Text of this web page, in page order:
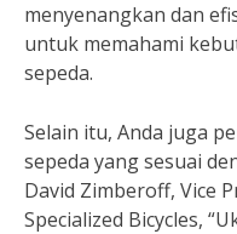
menyenangkan dan
untuk memahami
sepeda.
Selain itu, Anda juga
sepeda yang sesuai
David Zimberoff, Vice
Specialized Bicycles,